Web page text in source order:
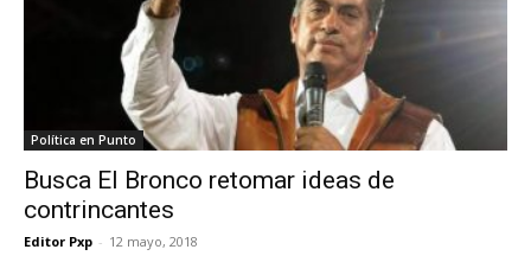
Política en Punto
Busca El Bronco retomar ideas de
contrincantes
Editor Pxp - 12 mayo, 2018